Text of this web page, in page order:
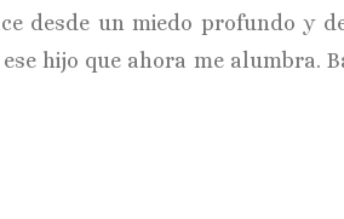
desde un miedo profundo y
hijo que ahora me alumbra.